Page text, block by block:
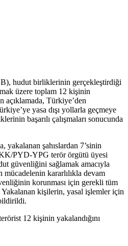
hudut birliklerinin gerçekleştirdiği
üzere toplam 12 kişinin
açıklamada, Türkiye’den
yasa dışı yollarla geçmeye
başarılı çalışmaları sonucunda
yakalanan şahıslardan 7’sinin
PYD-YPG terör örgütü üyesi
güvenliğini sağlamak amacıyla
mücadelenin kararlılıkla devam
korunması için gerekli tüm
Yakalanan kişilerin, yasal işlemler için
12 kişinin yakalandığını